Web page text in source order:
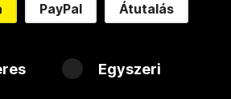
PayPal Átutalás
Egyszeri